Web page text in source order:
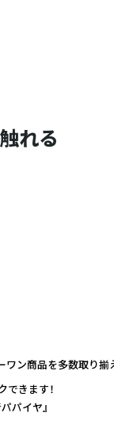
れる
ン商品を多数取り揃
パイヤ』
できます！